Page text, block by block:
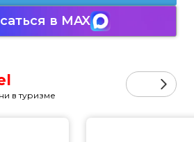
в MAX
в туризме